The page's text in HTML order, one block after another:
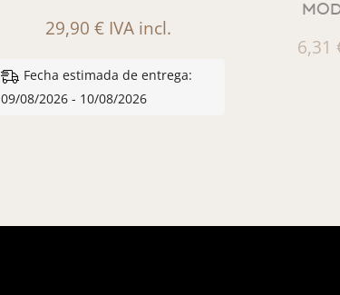
29,90€ IVA incl.
Fecha estimada de entrega:
09/08/2026 - 10/08/2026
6,31